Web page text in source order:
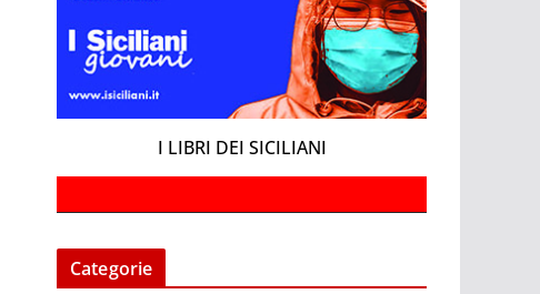
I LIBRI DEI SICILIANI
Categorie